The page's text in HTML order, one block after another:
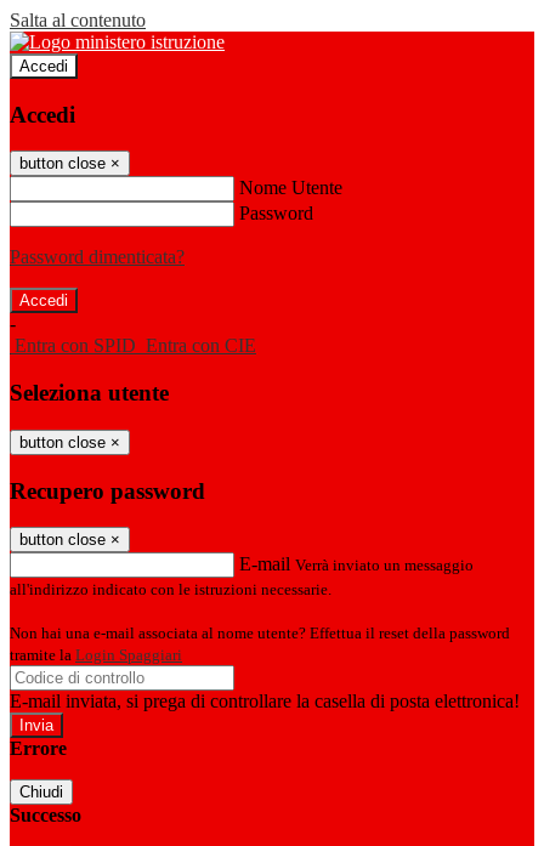
Salta al contenuto
Accedi
Accedi
button close ×
Nome Utente
Password
Password dimenticata?
-
Entra con SPID Entra con CIE
Seleziona utente
button close ×
Recupero password
button close ×
E-mail Verrà inviato un messaggio
all'indirizzo indicato con le istruzioni necessarie.
Non hai una e-mail associata al nome utente? Effettua il reset della password
tramite la Login Spaggiari
E-mail inviata, si prega di controllare la casella di posta elettronica!
Errore
Chiudi
Successo